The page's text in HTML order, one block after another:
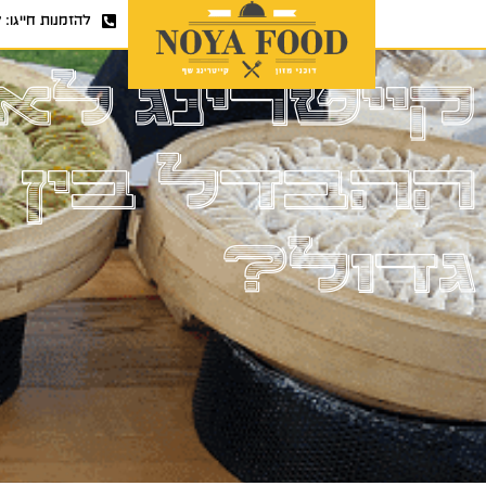
להזמנות חייגו:
קייטרינג
ההבדל בין
גדול?